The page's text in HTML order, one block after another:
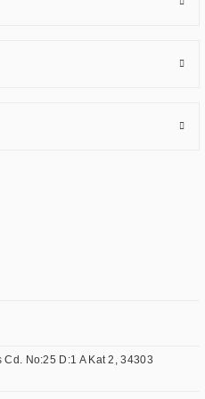
Cd. No:25 D:1 A Kat 2, 34303